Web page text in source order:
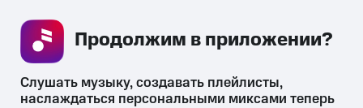
СКАЧАТЬ ПРИЛОЖЕНИЕ
Слушать музыку, создавать плейлисты,
наслаждаться персональными миксами теперь